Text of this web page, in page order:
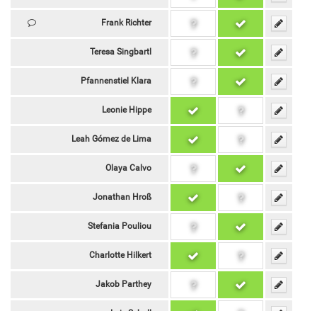
Frank Richter
Teresa Singbartl
Pfannenstiel Klara
Leonie Hippe
Leah Gómez de Lima
Olaya Calvo
Jonathan Hroß
Stefania Pouliou
Charlotte Hilkert
Jakob Parthey